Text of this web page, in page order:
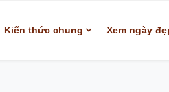
Kiến thức chung Xem ngày